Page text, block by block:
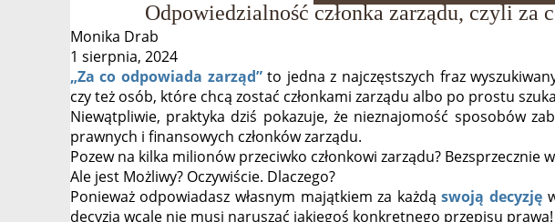
odpowiedzialność
Odpowiedzialność członka zarządu, czyli za
Monika Drab
1 sierpnia, 2024
„Za co odpowiada zarząd” to jedna z najczęstszych fraz
czy też osób, które chcą zostać członkami zarządu albo po prostu
Niewątpliwie, praktyka dziś pokazuje, że nieznajomość sposobów
prawnych i finansowych członków zarządu.
Pozew na kilka milionów przeciwko członkowi zarządu? Bezsprzecznie
Ale jest Możliwy? Oczywiście. Dlaczego?
Ponieważ odpowiadasz własnym majątkiem za każdą swoją decyzję
decyzja wcale nie musi naruszać jakiegoś konkretnego przepisu prawa!